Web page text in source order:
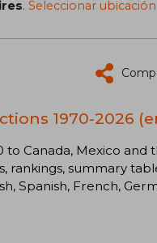
. Seleccionar ubicación
1970-2026
Canada, Mexico and
rankings, summary
Spanish, French,